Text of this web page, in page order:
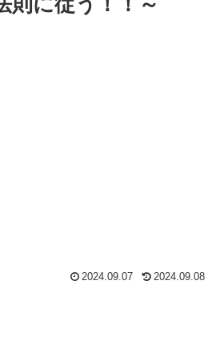
2024.09.07 2024.09.08